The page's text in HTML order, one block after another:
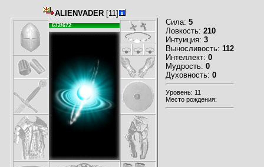
ALIENVADER [11]
672/672 Сила: 5
Ловкость: 210
Интуиция: 3
Выносливость: 112
Интеллект: 0
Мудрость: 0
Духовность: 0
Уровень: 11
Место рождения: